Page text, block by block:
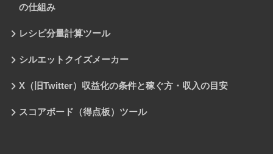
の仕組み
レシピ分量計算ツール
シルエットクイズメーカー
X（旧Twitter）収益化の条件と稼ぐ方・収入の目安
スコアボード（得点板）ツール